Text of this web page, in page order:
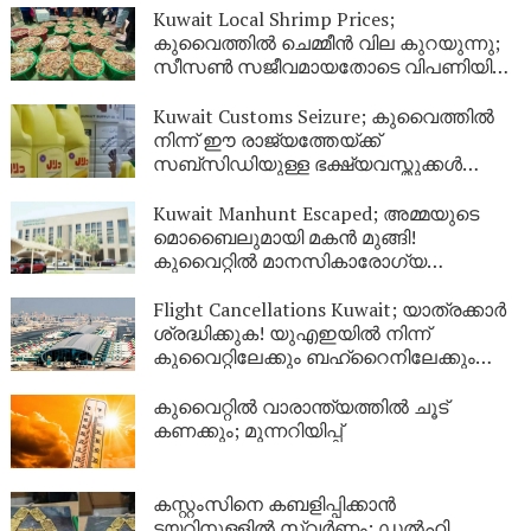
Kuwait Local Shrimp Prices;
കുവൈത്തിൽ ചെമ്മീൻ വില കുറയുന്നു;
സീസൺ സജീവമായതോടെ വിപണിയിൽ
Kuwait Customs Seizure; കുവൈത്തിൽ
നിന്ന് ഈ രാജ്യത്തേയ്ക്ക്
സബ്സിഡിയുള്ള ഭക്ഷ്യവസ്തുക്കൾ
Kuwait Manhunt Escaped; അമ്മയുടെ
മൊബൈലുമായി മകൻ മുങ്ങി!
കുവൈറ്റിൽ മാനസികാരോഗ്യ
യുവാവിനായി പോലീസ് തിരച്ചിൽ
Flight Cancellations Kuwait; യാത്രക്കാർ
ശ്രദ്ധിക്കുക! യുഎഇയിൽ നിന്ന്
കുവൈറ്റിലേക്കും ബഹ്‌റൈനിലേക്കും
ഇങ്ങനെ
കുവൈറ്റിൽ വാരാന്ത്യത്തിൽ ചൂട്
കണക്കും; മുന്നറിയിപ്പ്
കസ്റ്റംസിനെ കബളിപ്പിക്കാൻ